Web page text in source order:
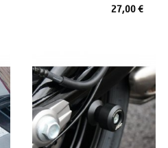
27,00 €